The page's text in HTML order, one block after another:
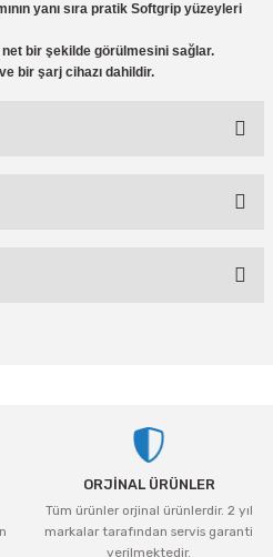
yanı sıra pratik Softgrip yüzeyleri
net bir şekilde görülmesini sağlar.
bir şarj cihazı dahildir.
görüntülenemiyor.
bulunuyor.
pahalı.
ORJİNAL ÜRÜNLER
Tüm ürünler orjinal ürünlerdir. 2 yıl
markalar tarafından servis garanti
verilmektedir.